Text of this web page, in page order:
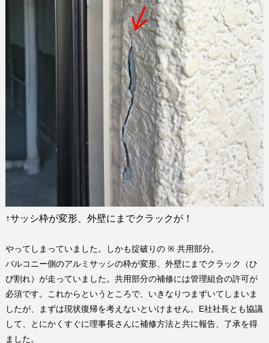
↑サッシ枠が変形、外壁にまでクラックが！
やってしまっていました。しかも掟破りの ※ 共用部分。
バルコニー側のアルミサッシの枠が変形、外壁にまでクラック（ひ
び割れ）が走っていました。共用部分の補修には管理組合の許可が
必須です。これからというところで、いきなりつまずいてしまいま
したが、まずは現状復帰を考えないといけません。 E社社長とも協議
して、とにかくすぐに理事長さんに補修方法と共に報告、了承を得
ました。